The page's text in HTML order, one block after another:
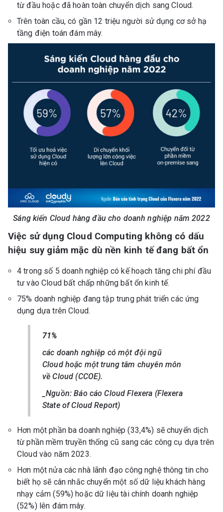
từ đầu hoặc đã hoàn toàn chuyển dịch sang Cloud.
Trên toàn cầu, có gần 12 triệu người sử dụng cơ sở hạ
tầng điện toán đám mây.
Sáng kiến Cloud hàng đầu cho doanh nghiệp năm 2022
Việc sử dụng Cloud Computing không có dấu
hiệu suy giảm mặc dù nền kinh tế đang bất ổn
4 trong số 5 doanh nghiệp có kế hoạch tăng chi phí đầu
tư vào Cloud bất chấp những bất ổn kinh tế.
75% doanh nghiệp đang tập trung phát triển các ứng
dụng dựa trên Cloud.
71%
các doanh nghiệp có một đội ngũ
Cloud hoặc một trung tâm chuyên môn
về Cloud (CCOE).
_Nguồn: Báo cáo Cloud Flexera (Flexera
State of Cloud Report)
Hơn một phần ba doanh nghiệp (33,4%) sẽ chuyển dịch
từ phần mềm truyền thống cũ sang các công cụ dựa trên
Cloud vào năm 2023.
Hơn một nửa các nhà lãnh đạo công nghệ thông tin cho
biết họ sẽ cân nhắc chuyển một số dữ liệu khách hàng
nhạy cảm (59%) hoặc dữ liệu tài chính doanh nghiệp
(52%) lên đám mây.